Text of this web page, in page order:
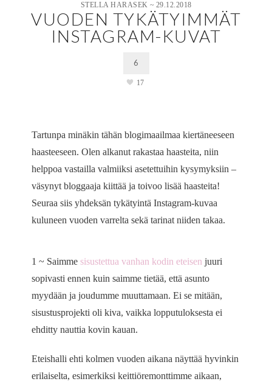
STELLA HARASEK ~ 29.12.2018
VUODEN TYKÄTYIMMÄT
INSTAGRAM-KUVAT
6
17
Tartunpa minäkin tähän blogimaailmaa kiertäneeseen
haasteeseen. Olen alkanut rakastaa haasteita, niin
helppoa vastailla valmiiksi asetettuihin kysymyksiin –
väsynyt bloggaaja kiittää ja toivoo lisää haasteita!
Seuraa siis yhdeksän tykätyintä Instagram-kuvaa
kuluneen vuoden varrelta sekä tarinat niiden takaa.
1 ~ Saimmesisustettua vanhan kodin eteisen juuri
sopivasti ennen kuin saimme tietää, että asunto
myydään ja joudumme muuttamaan. Ei se mitään,
sisustusprojekti oli kiva, vaikka lopputuloksesta ei
ehditty nauttia kovin kauan.
Eteishalli ehti kolmen vuoden aikana näyttää hyvinkin
erilaiselta, esimerkiksi keittiöremonttimme aikaan,